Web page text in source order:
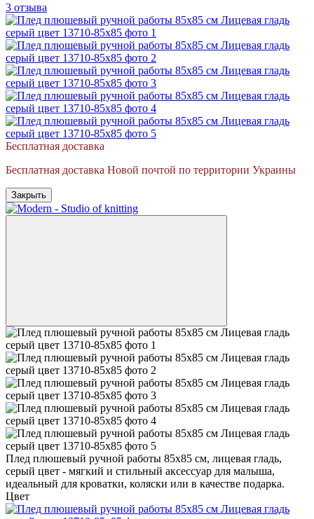
3 отзыва
Бесплатная доставка
Бесплатная доставка Новой почтой по территории Украины
Закрыть
Плед плюшевый ручной работы 85х85 см, лицевая гладь,
серый цвет - мягкий и стильный аксессуар для малыша,
идеальный для кроватки, коляски или в качестве подарка.
Цвет